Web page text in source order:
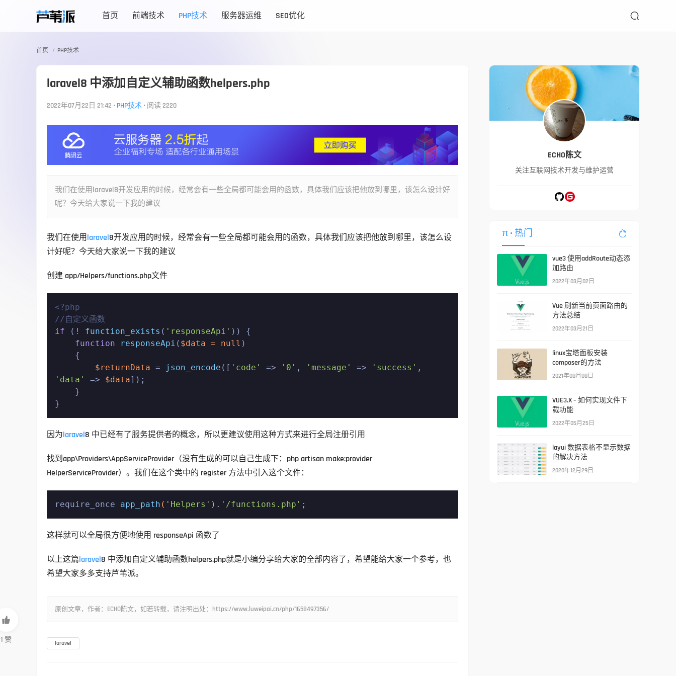
首页 前端技术 PHP技术 服务器运维 SEO优化 
首页 PHP技术
laravel8 中添加自定义辅助函数helpers.php
2022年07月22日 21:42 • PHP技术 • 阅读 2220
我们在使用laravel8开发应用的时候，经常会有一些全局都可能会用的函数，具体我们应该把他放到哪里，该怎么设计好
呢？今天给大家说一下我的建议
我们在使用laravel8开发应用的时候，经常会有一些全局都可能会用的函数，具体我们应该把他放到哪里，该怎么设
计好呢？今天给大家说一下我的建议
创建 app/Helpers/functions.php文件
<?php
//自定义函数
if (! function_exists ( 'responseApi' )) {
function
responseApi ( $data = null )
{
$returnData = json_encode ([ 'code' => '0' , 'message' => 'success'
'data'
=> $data]);
}
因为laravel8 中已经有了服务提供者的概念，所以更建议使用这种方式来进行全局注册引用
找到app\Providers\AppServiceProvider（没有生成的可以自己生成下：php artisan make:provider
HelperServiceProvider）。我们在这个类中的 register 方法中引入这个文件：
require_once app_path ( 'Helpers' ) . '/functions.php' ;
这样就可以全局很方便地使用 responseApi 函数了
以上这篇laravel8 中添加自定义辅助函数helpers.php就是小编分享给大家的全部内容了，希望能给大家一个参考，也
希望大家多多支持芦苇派。
原创文章，作者：ECHO陈文，如若转载，请注明出处：https://www.luweipai.cn/php/1658497356/
laravel
ECHO陈文
关注互联网技术开发与维护运营
π • 热门 
vue3 使用addRoute动态添
加路由
2022年03月02日
Vue 刷新当前页面路由的
方法总结
2022年03月21日
linux宝塔面板安装
composer的方法
2021年08月08日
VUE3.X – 如何实现文件下
载功能
2022年05月25日
layui 数据表格不显示数据
的解决方法
2020年12月29日

1 赞